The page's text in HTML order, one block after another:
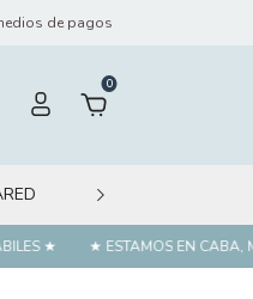
de pagos
0
PÁGINA WEB
★ ★ ESTAMOS EN CABA,